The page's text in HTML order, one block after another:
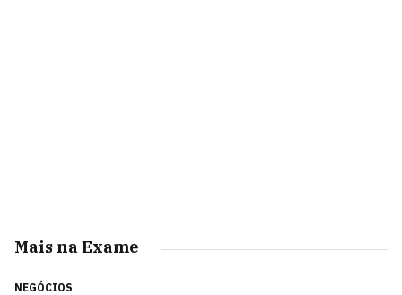
Mais na Exame
NEGÓCIOS